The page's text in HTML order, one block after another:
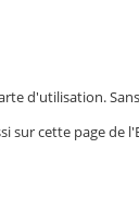
d'utilisation.
sur cette page de